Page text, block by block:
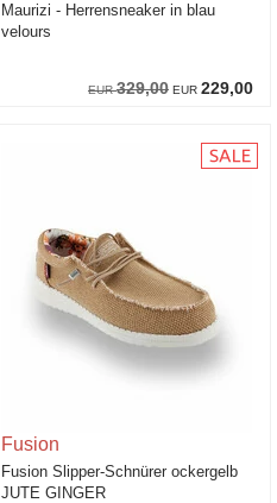
EUR329,00 EUR 229,00
Maurizi - Herrensneaker in blau
velours
Fusion
Fusion Slipper-Schnürer ockergelb
JUTE GINGER